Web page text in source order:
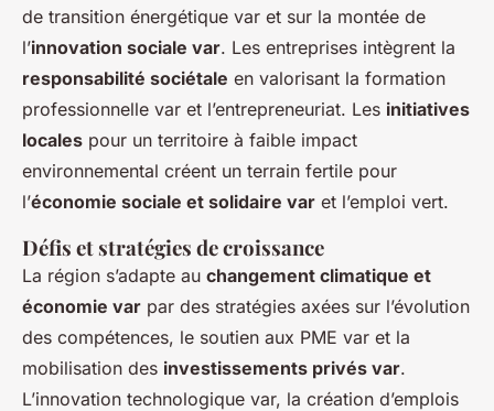
de transition énergétique var et sur la montée de
l’innovation sociale var. Les entreprises intègrent la
responsabilité sociétale en valorisant la formation
professionnelle var et l’entrepreneuriat. Les initiatives
locales pour un territoire à faible impact
environnemental créent un terrain fertile pour
l’économie sociale et solidaire var et l’emploi vert.
Défis et stratégies de croissance
La région s’adapte au changement climatique et
économie var par des stratégies axées sur l’évolution
des compétences, le soutien aux PME var et la
mobilisation des investissements privés var.
L’innovation technologique var, la création d’emplois